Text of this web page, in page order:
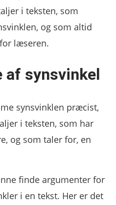
i teksten, som
og som altid
læseren.
af synsvinkel
synsvinklen præcist,
i teksten, som har
og som taler for, en
finde argumenter for
i en tekst. Her er det